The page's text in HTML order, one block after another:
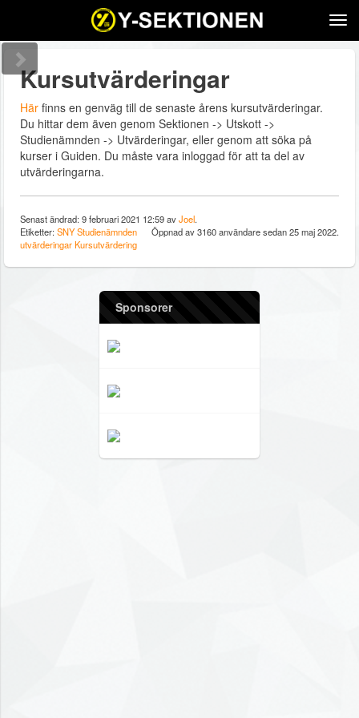
Kursutvärderingar
Här finns en genväg till de senaste årens kursutvärderingar.
Du hittar dem även genom Sektionen -> Utskott ->
Studienämnden -> Utvärderingar, eller genom att söka på
kurser i Guiden. Du måste vara inloggad för att ta del av
utvärderingarna.
Senast ändrad: 9 februari 2021 12:59 avJoel.
Öppnad av 3160 användare sedan 25 maj 2022.
Etiketter:SNYStudienämnden
utvärderingarKursutvärdering
Sponsorer